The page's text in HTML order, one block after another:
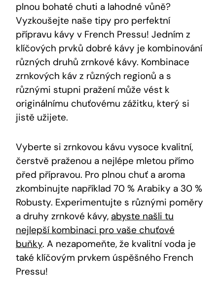
plnou bohaté chuti a lahodné vůně?
Vyzkoušejte naše tipy pro perfektní
přípravu kávy v French Pressu! Jedním z
klíčových prvků dobré kávy je kombinování
různých druhů zrnkové kávy. Kombinace
zrnkových káv z různých regionů a s
různými stupni pražení může vést k
originálnímu chuťovému zážitku, který si
jistě užijete.
Vyberte si zrnkovou kávu vysoce kvalitní,
čerstvě praženou a nejlépe mletou přímo
před přípravou. Pro plnou chuť a aroma
zkombinujte například 70 % Arabiky a 30 %
Robusty. Experimentujte s různými poměry
a druhy zrnkové kávy, abyste našli tu
nejlepší kombinaci pro vaše chuťové
buňky. A nezapomeňte, že kvalitní voda je
také klíčovým prvkem úspěšného French
Pressu!